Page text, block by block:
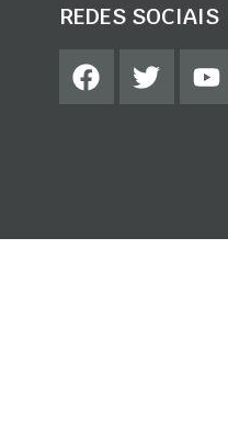
REDES SOCIAIS